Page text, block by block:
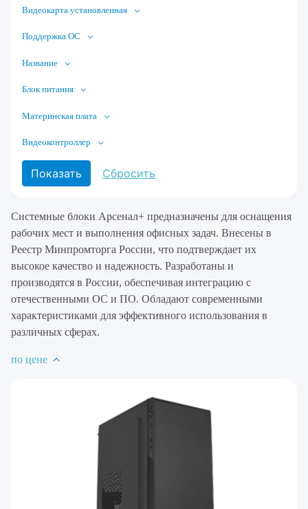
Видеокарта установленная
Поддержка ОС
Название
Блок питания
Материнская плата
Видеоконтроллер
Системные блоки Арсенал+ предназначены для оснащения
рабочих мест и выполнения офисных задач. Внесены в
Реестр Минпромторга России, что подтверждает их
высокое качество и надежность. Разработаны и
производятся в России, обеспечивая интеграцию с
отечественными ОС и ПО. Обладают современными
характеристиками для эффективного использования в
различных сферах.
по цене